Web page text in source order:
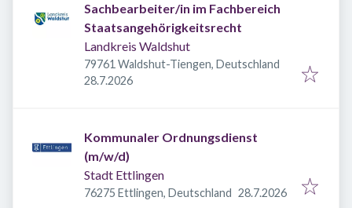
Sachbearbeiter/in im Fachbereich
Staatsangehörigkeitsrecht
Landkreis Waldshut
79761 Waldshut-Tiengen, Deutschland
Veröffentlicht
28.7.2026
Kommunaler Ordnungsdienst
(m/w/d)
Stadt Ettlingen
76275 Ettlingen, Deutschland Veröffentlicht:
28.7.2026